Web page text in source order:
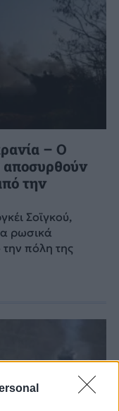
– Ο
αποσυρθούν
την
Σοϊγκού,
ρωσικά
πόλη της